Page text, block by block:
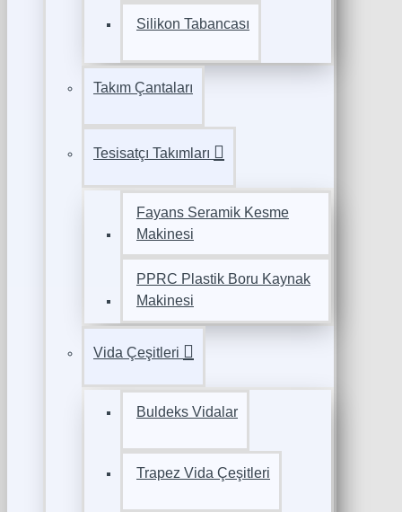
Silikon Tabancası
Takım Çantaları
Tesisatçı Takımları
Fayans Seramik Kesme
Makinesi
PPRC Plastik Boru Kaynak
Makinesi
Vida Çeşitleri
Buldeks Vidalar
Trapez Vida Çeşitleri